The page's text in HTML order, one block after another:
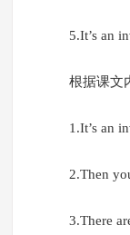
5.It’s an
根据课文
1.It’s an
2.Then
3.There